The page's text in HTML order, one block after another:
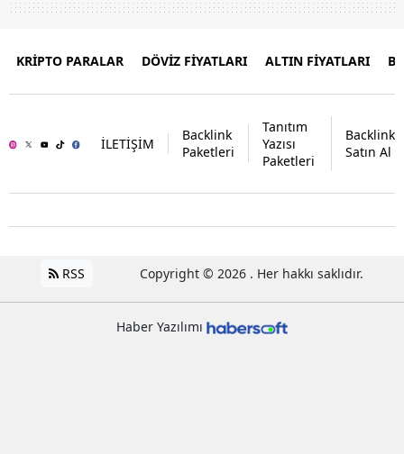
KRİPTO PARALAR DÖVİZ FİYATLARI ALTIN FİYATLARI
İLETİŞİM
Backlink
Paketleri
Tanıtım
Yazısı
Paketleri
Backlink
Satın Al
RSS Copyright © 2026 . Her hakkı saklıdır.
Haber Yazılımı